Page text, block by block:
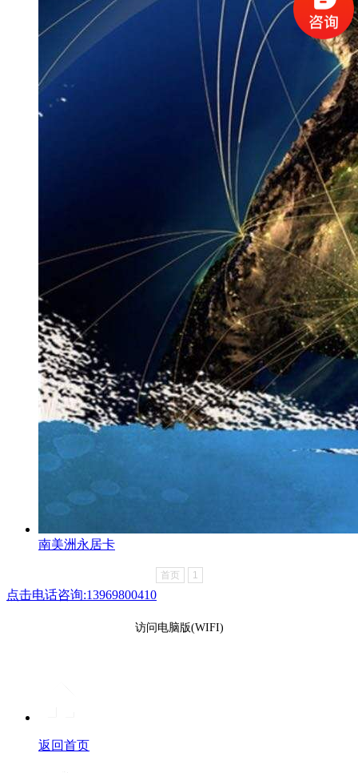
南美洲永居卡
首页 1
点击电话咨询:13969800410
访问电脑版(WIFI)
返回首页